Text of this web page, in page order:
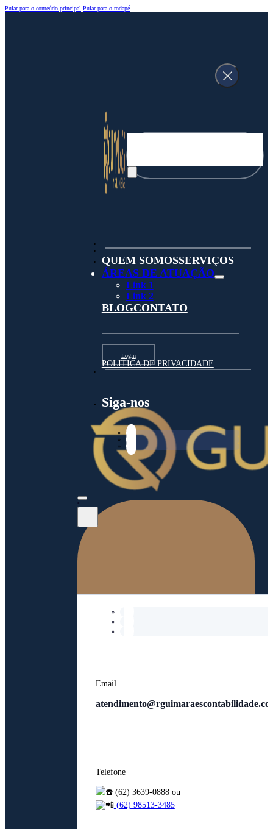
Pular para o conteúdo principal Pular para o rodapé
QUEM SOMOSSERVIÇOS
ÁREAS DE ATUAÇÃO
Link 1
Link 2
BLOGCONTATO
Login
POLITICA DE PRIVACIDADE
Siga-nos
Email
Telefone
(62) 3639-0888 ou
(62) 98513-3485